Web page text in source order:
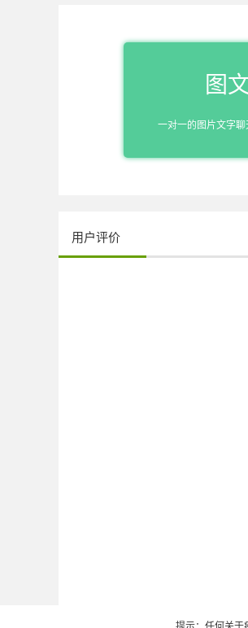
图
一对一的图片文字
用户评价